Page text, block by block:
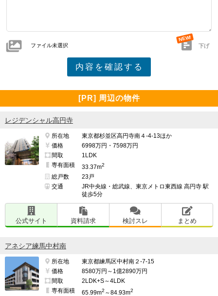
ファイル未選択 下げ
[PR] 周辺の物件
レジデンシャル高円寺
所在地
東京都杉並区高円寺南４-4-13ほか
価格
6998万円・7598万円
間取
1LDK
専有面積
33.37m2
総戸数
23戸
交通
JR中央線・総武線、東京メトロ東西線 高円寺 駅
徒歩5分
公式サイト 資料請求 検討スレ まとめ
アネシア練馬中村南
所在地
東京都練馬区中村南２-7-15
価格
8580万円～1億2890万円
間取
2LDK+S～4LDK
専有面積
65.99m2 ～84.93m2